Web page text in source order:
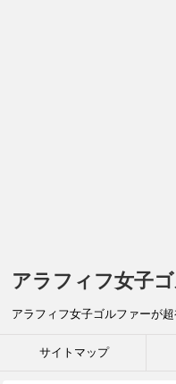
アラフィフ女子
アラフィフ女子ゴルファーが
サイトマップ